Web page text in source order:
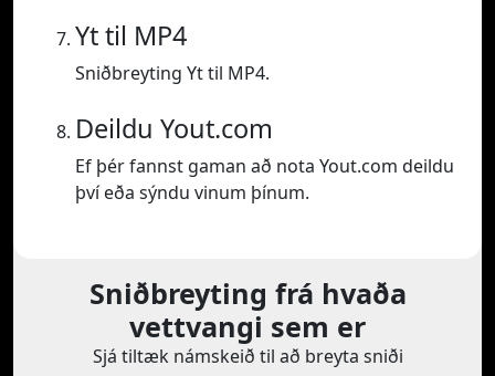
Yt til MP4
Sniðbreyting Yt til MP4.
Deildu Yout.com
Ef þér fannst gaman að nota Yout.com deildu
því eða sýndu vinum þínum.
Sniðbreyting frá hvaða
vettvangi sem er
Sjá tiltæk námskeið til að breyta sniði